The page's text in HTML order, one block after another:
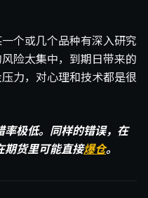
个或几个品种有深入研究
险太集中，到期日带来的
力，对心理和技术都是很
率极低。同样的错误，在
期货里可能直接爆仓。